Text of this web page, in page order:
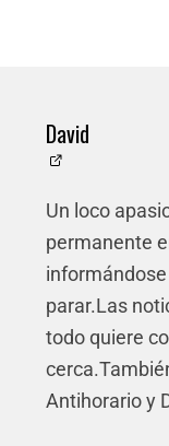
David
Un loco
permanente
parar.Las
todo quiere
Antihorario y